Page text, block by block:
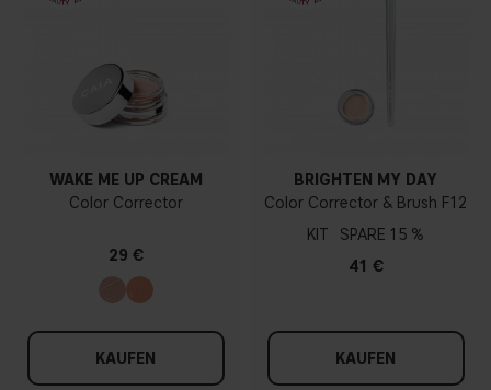
WAKE ME UP CREAM
Color Corrector
29 €
KAUFEN
BRIGHTEN MY DAY
Color Corrector & Brush F12
KIT
15 %
41 €
KAUFEN